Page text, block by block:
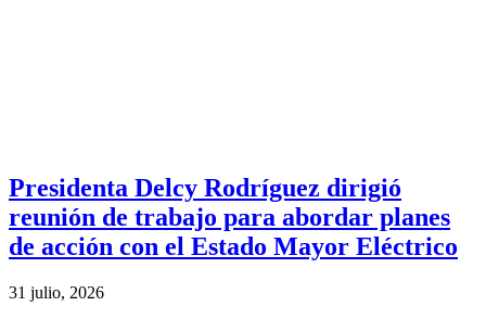
Presidenta Delcy Rodríguez dirigió
reunión de trabajo para abordar planes
de acción con el Estado Mayor Eléctrico
31 julio, 2026